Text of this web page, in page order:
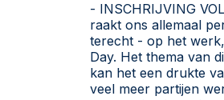
- INSCHRIJVING
raakt ons allemaal
terecht - op het
Day. Het thema van
kan het een drukte
veel meer partijen